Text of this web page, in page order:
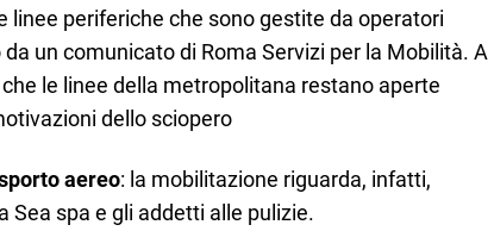
linee periferiche che sono gestite da operatori
un comunicato di Roma Servizi per la Mobilità. A
le linee della metropolitana restano aperte
dello sciopero
aereo: la mobilitazione riguarda, infatti,
Sea spa e gli addetti alle pulizie.